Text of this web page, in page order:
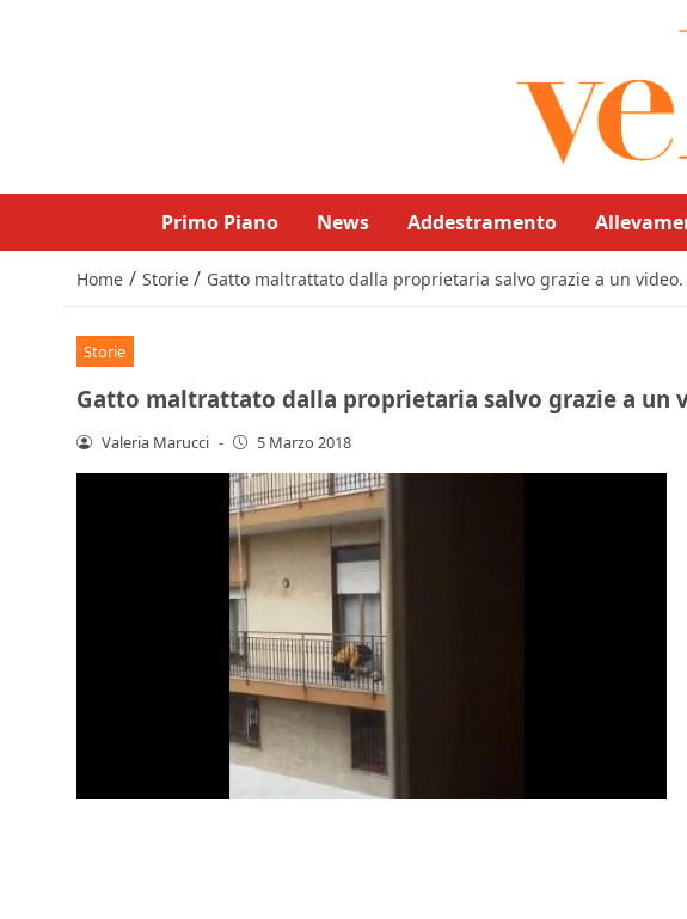
Primo Piano News Addestramento
Home / Storie / Gatto maltrattato dalla proprietaria salvo grazie a un video.
Storie
Gatto maltrattato dalla proprietaria salvo grazie a un
Valeria Marucci - 5 Marzo 2018